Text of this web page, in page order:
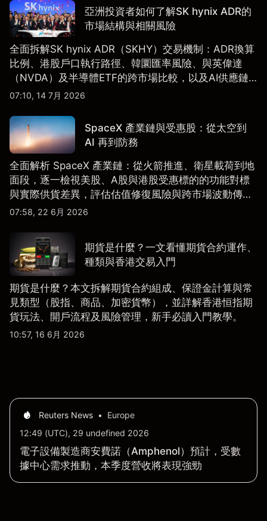
亞洲投資者如何了解SK hynix ADR的
市場結構與相關風險
全面拆解SK hynix ADR（SKHY）交易機制：ADR換算
比例、港股戶口執行路徑、韓圜匯率風險、與英偉達
（NVDA）及半導體ETF的跨市場比較，以及AI供應鏈
配置框架，適合香港及亞洲投資者參考。
07:10, 14 7月 2026
SpaceX 產業鏈與受惠股：從太空到
AI 再到防務
全面解析 SpaceX 產業鏈：從火箭推進、衛星載荷到地
面段，逐一檢視美股、A股與港股受惠標的的功能對標
與實際供貨差異，評估估值修復風險與跨市場波動傳
導。
07:58, 22 6月 2026
期貨是什麼？一文看懂期貨合約運作、
種類與香港交易入門
期貨是什麼？本文拆解期貨合約組成、保證金計算與常
見類型（股指、商品、加密貨幣），並詳解香港恒指期
貨玩法、開戶流程及風險管理，新手必讀入門教學。
10:57, 16 6月 2026
Reuters News •
Europe
12:49 (UTC), 29 undefined 2026
電子設備製造商安費諾（Amphenol）預計，受數
據中心需求推動，本季度營收將表現強勁